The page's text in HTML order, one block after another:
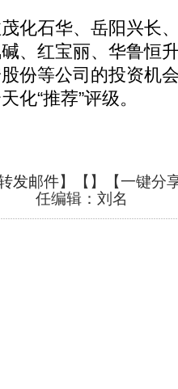
石华、岳阳兴长
、红宝丽、华鲁恒
份等公司的投资机
化“推荐”评级。
发邮件】【 】
【一键分
任编辑：刘名